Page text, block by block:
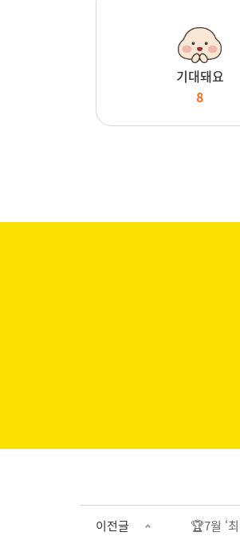
기대돼요
8
이전글 🏆7월 ‘